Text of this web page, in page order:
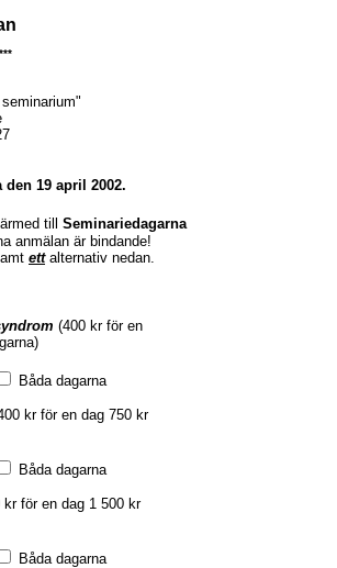
19 april 2002.
till Seminariedagarna
anmälan är bindande!
ettalternativ nedan.
(400 kr för en
Båda dagarna
kr för en dag 750 kr
Båda dagarna
kr för en dag 1 500 kr
Båda dagarna